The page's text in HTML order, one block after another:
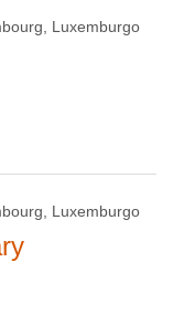
Luxemburgo
Luxemburgo